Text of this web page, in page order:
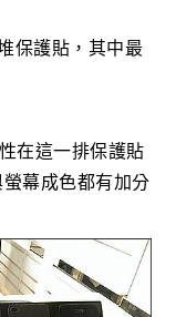
保護貼，其中最
在這一排保護貼
幕成色都有加分